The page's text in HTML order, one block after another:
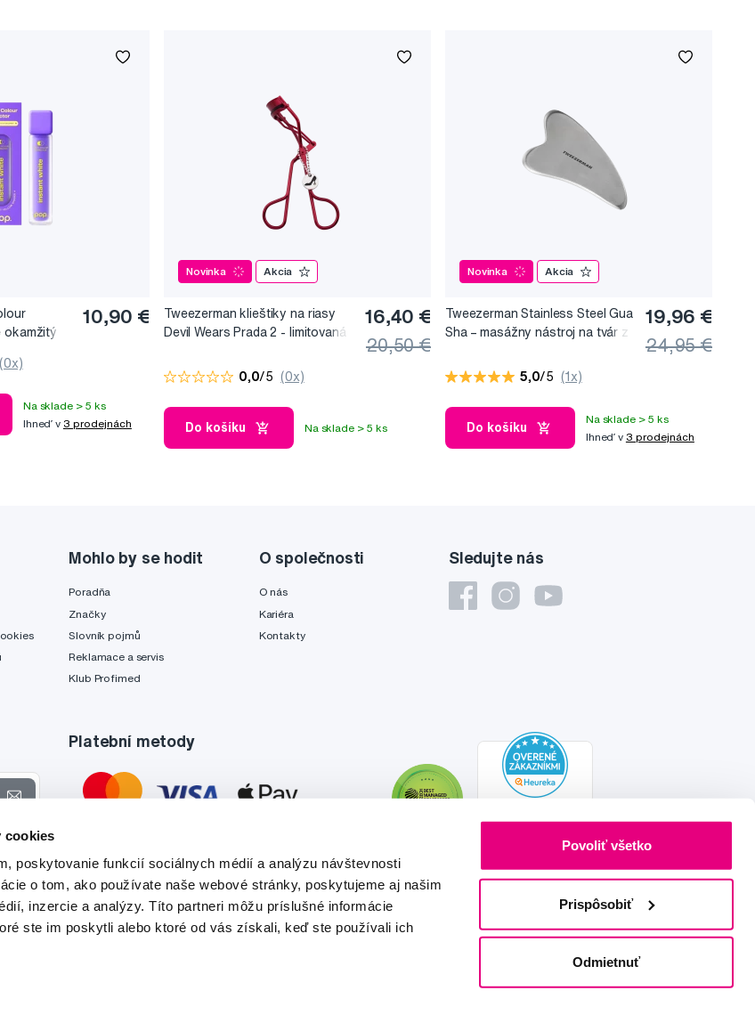
cookies
poskytovanie funkcií sociálnych médií a analýzu návštevnosti
o tom, ako používate naše webové stránky, poskytujeme aj našim
inzercie a analýzy. Títo partneri môžu príslušné informácie
ste im poskytli alebo ktoré od vás získali, keď ste používali ich
Povoliť všetko
Prispôsobiť
Odmietnuť
okamžitý
10,90 €
(0x)
Na sklade > 5 ks
Ihneď v 3 prodejnách
Novinka Akcia
Tweezerman klieštiky na riasy
Devil Wears Prada 2 - limitovaná
16,40 €
20,50 €
0,0/5 (0x)
Do košíku Na sklade > 5 ks
Novinka Akcia
Tweezerman Stainless Steel Gua
Sha –⁠⁠⁠⁠⁠⁠ masážny nástroj na tvár z
19,96 €
24,95 €
5,0/5 (1x)
Do košíku
Na sklade > 5 ks
Ihneď v 3 prodejnách
Sledujte nás
Mohlo by se hodit
Poradňa
Značky
Slovník pojmů
Reklamace a servis
Klub Profimed
O společnosti
O nás
Kariéra
Kontakty
Platební metody